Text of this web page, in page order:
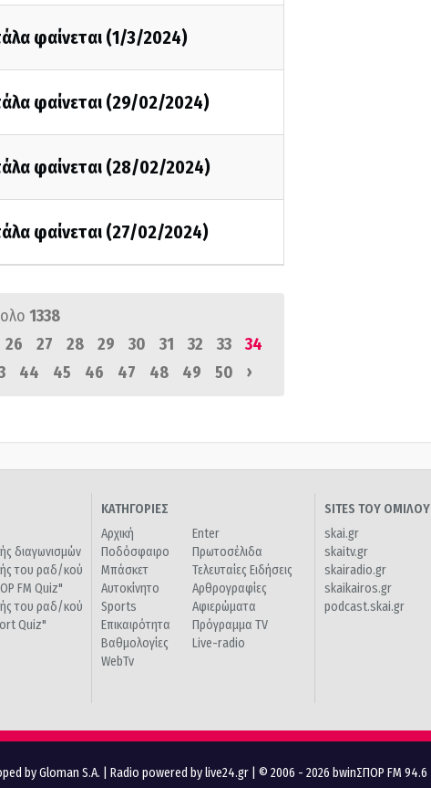
φαίνεται (1/3/2024)
φαίνεται (29/02/2024)
φαίνεται (28/02/2024)
φαίνεται (27/02/2024)
1338
26 27 28 29 30 31 32 33
34
44 45 46 47 48 49 50 ›
διαγωνισμών
του ραδ/κού
FM Quiz"
του ραδ/κού
Quiz"
ΚΑΤΗΓΟΡΙΕΣ
Αρχική
Ποδόσφαιρο
Μπάσκετ
Αυτοκίνητο
Sports
Επικαιρότητα
Βαθμολογίες
WebTv
Enter
Πρωτοσέλιδα
Τελευταίες Ειδήσεις
Αρθρογραφίες
Αφιερώματα
Πρόγραμμα TV
Live-radio
SITES ΤΟΥ ΟΜΙΛΟΥ
skai.gr
skaitv.gr
skairadio.gr
skaikairos.gr
podcast.skai.gr
by Gloman S.A. Radio powered by live24.gr | © 2006 - 2026 bwinΣΠΟΡ FM 94.6